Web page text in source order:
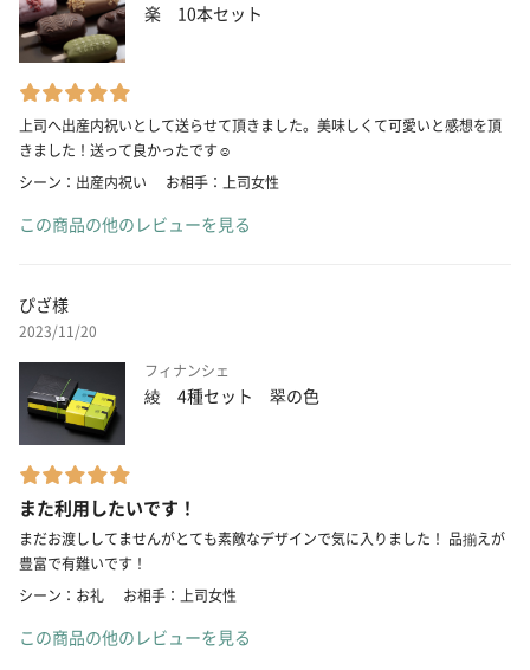
楽 10本セット
上司へ出産内祝いとして送らせて頂きました。美味しくて可愛いと感想を頂
きました！送って良かったです☺️
シーン：出産内祝い
お相手：上司女性
この商品の他のレビューを見る
ぴざ様
2023/11/20
フィナンシェ
綾 4種セット 翠の色
また利用したいです！
まだお渡ししてませんがとても素敵なデザインで気に入りました！ 品揃えが
豊富で有難いです！
シーン：お礼
お相手：上司女性
この商品の他のレビューを見る